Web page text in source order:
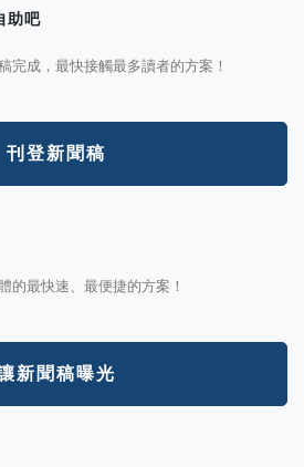
助吧
完成，最快接觸最多讀者的方案！
刊登新聞稿
的最快速、最便捷的方案！
新聞稿曝光